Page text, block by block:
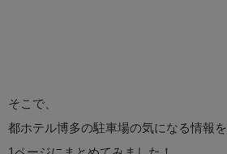
そこで、
都ホテル博多の駐車場の気になる情報を